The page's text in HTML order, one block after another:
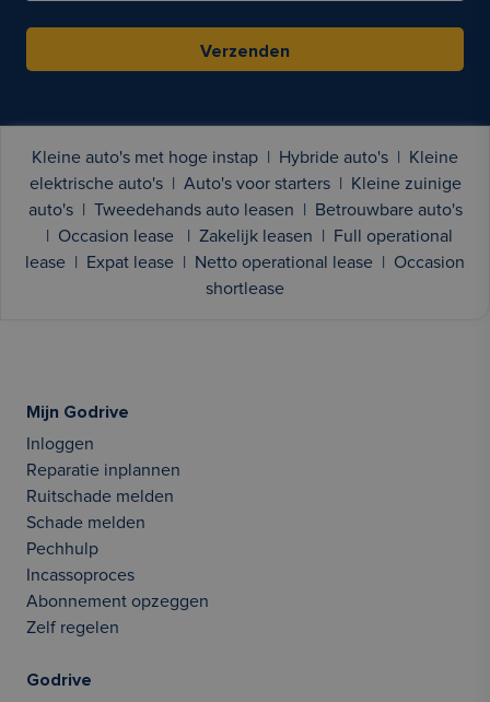
Verzenden
Kleine auto's met hoge instap Hybride auto's
Kleine
elektrische auto's
Auto's voor starters
Kleine zuinige
auto's
Tweedehands auto leasen
Betrouwbare auto's
Occasion lease Zakelijk leasen
Full operational
lease
Expat lease Netto operational lease
Occasion
shortlease
Mijn Godrive
Inloggen
Reparatie inplannen
Ruitschade melden
Schade melden
Pechhulp
Incassoproces
Abonnement opzeggen
Zelf regelen
Godrive